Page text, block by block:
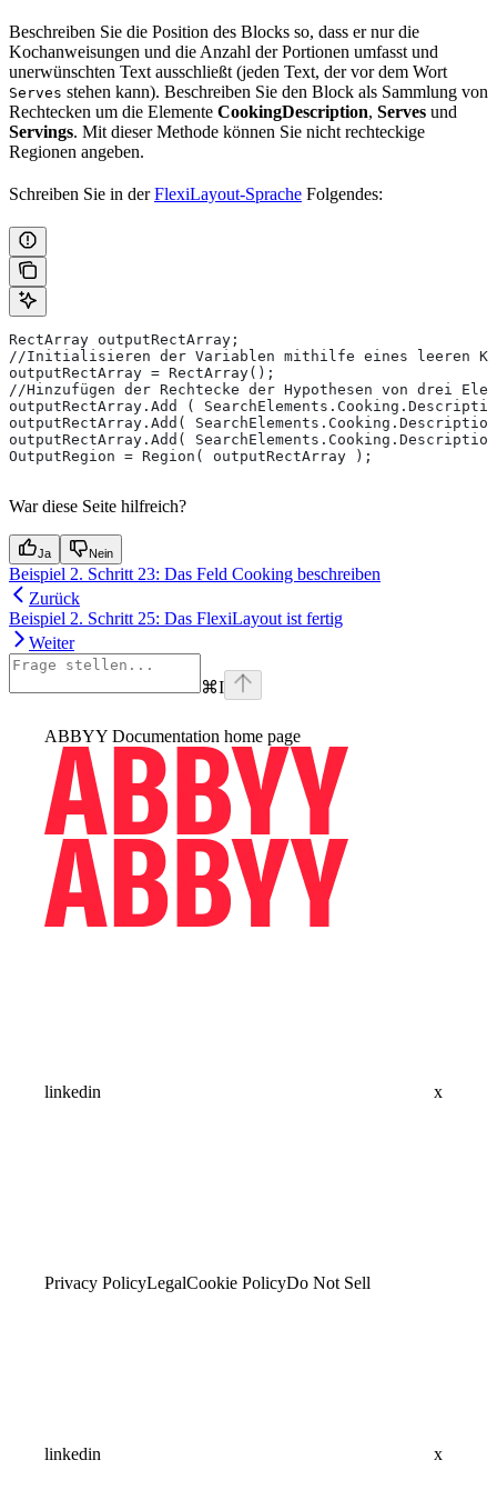
Beschreiben Sie die Position des Blocks so, dass er nur die
Kochanweisungen und die Anzahl der Portionen umfasst und
unerwünschten Text ausschließt (jeden Text, der vor dem Wort
Serves stehen kann). Beschreiben Sie den Block als Sammlung von
Rechtecken um die Elemente CookingDescription, Serves und
Servings. Mit dieser Methode können Sie nicht rechteckige
Regionen angeben.
Schreiben Sie in derFlexiLayout-Sprache Folgendes:
RectArray outputRectArray;
//Initialisieren der Variablen mithilfe eines leeren
outputRectArray = RectArray();
//Hinzufügen der Rechtecke der Hypothesen von drei
outputRectArray.Add (
outputRectArray.Add(
outputRectArray.Add(
OutputRegion = Region( outputRectArray );
War diese Seite hilfreich?
Ja Nein
Beispiel 2. Schritt 23: Das Feld Cooking beschreiben
Zurück
Beispiel 2. Schritt 25: Das FlexiLayout ist fertig
Weiter
⌘I
ABBYY Documentation home page
linkedin x
Privacy PolicyLegalCookie PolicyDo Not Sell
linkedin x